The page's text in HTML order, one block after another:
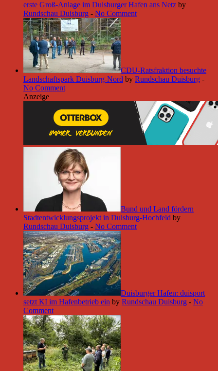
erste Groß-Anlage im Duisburger Hafen ans Netz by
Rundschau Duisburg - No Comment
CDU-Ratsfraktion besuchte
Landschaftspark Duisburg-Nord by Rundschau Duisburg -
No Comment
Anzeige
Bund und Land fördern
Stadtentwicklungsprojekt in Duisburg-Hochfeld by
Rundschau Duisburg - No Comment
Duisburger Hafen: duisport
setzt KI im Hafenbetrieb ein by Rundschau Duisburg - No
Comment